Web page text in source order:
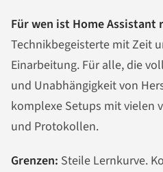
Für wen ist Home Assistant
Technikbegeisterte mit Zeit
Einarbeitung. Für alle, die
und Unabhängigkeit von
komplexe Setups mit vielen
und Protokollen.
Grenzen: Steile Lernkurve.